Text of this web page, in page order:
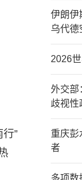
”
伊朗伊
乌代德
2026
外交部
歧视性
重庆彭
者
多项数